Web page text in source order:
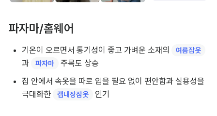
파자마/홈웨어
기온이 오르면서 통기성이 좋고 가벼운 소재의 여름잠옷
과 파자마
주목도 상승
집 안에서 속옷을 따로 입을 필요 없이 편안함과 실용성을
극대화한
캡내장잠옷 인기